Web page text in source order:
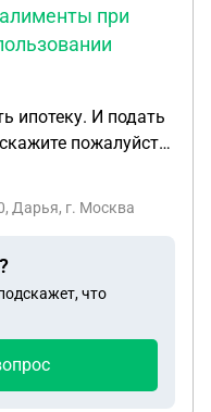
при
ипотеку. И подать
пожалуйста
мат
алименты ?
Дарья, г. Москва
что